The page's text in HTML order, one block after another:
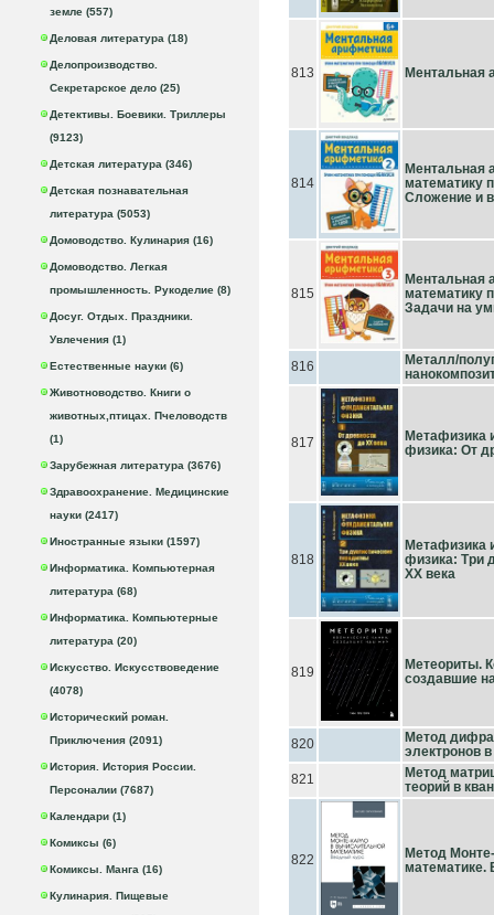
земле (557)
Деловая литература (18)
Делопроизводство.
Секретарское дело (25)
Детективы. Боевики. Триллеры
(9123)
Детская литература (346)
Детская познавательная
литература (5053)
Домоводство. Кулинария (16)
Домоводство. Легкая
промышленность. Рукоделие (8)
Досуг. Отдых. Праздники.
Увлечения (1)
Естественные науки (6)
Животноводство. Книги о
животных,птицах. Пчеловодств
(1)
Зарубежная литература (3676)
Здравоохранение. Медицинские
науки (2417)
Иностранные языки (1597)
Информатика. Компьютерная
литература (68)
Информатика. Компьютерные
литература (20)
Искусство. Искусствоведение
(4078)
Исторический роман.
Приключения (2091)
История. История России.
Персоналии (7687)
Календари (1)
Комиксы (6)
Комиксы. Манга (16)
Кулинария. Пищевые
813 Ментальная
814
Ментальная
математику
Сложение и
815
Ментальная
математику
Задачи на
816
Металл/
817
Метафизика
физика: От
818
Метафизика
физика: Три
ХХ века
819
Метеориты.
создавшие
820
Метод
электронов
821
Метод
теорий в
822
Метод
математике.